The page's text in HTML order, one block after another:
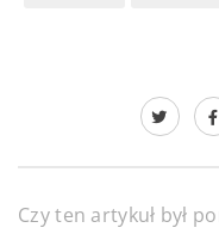
Czy ten artykuł był